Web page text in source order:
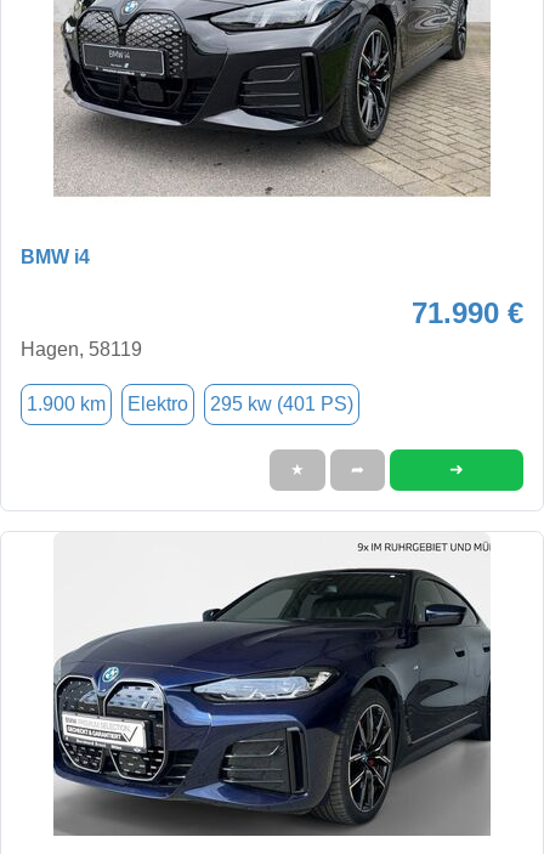
BMW i4
71.990 €
Hagen, 58119
1.900 km Elektro 295 kw (401 PS)
★ ➦ ➜